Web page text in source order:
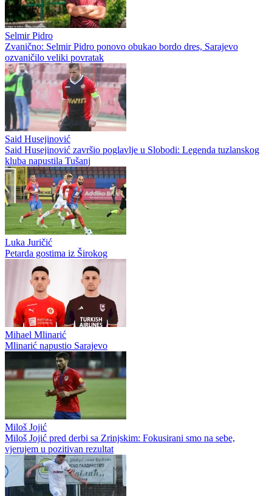
Selmir Pidro
Zvanično: Selmir Pidro ponovo obukao bordo dres, Sarajevo
ozvaničilo veliki povratak
Said Husejinović
Said Husejinović završio poglavlje u Slobodi: Legenda tuzlanskog
kluba napustila Tušanj
Luka Juričić
Petarda gostima iz Širokog
Mihael Mlinarić
Mlinarić napustio Sarajevo
Miloš Jojić
Miloš Jojić pred derbi sa Zrinjskim: Fokusirani smo na sebe,
vjerujem u pozitivan rezultat